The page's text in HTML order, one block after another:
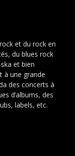
et du rock en
du blues rock
et bien
à une grande
des concerts à
d’albums, des
labels, etc.